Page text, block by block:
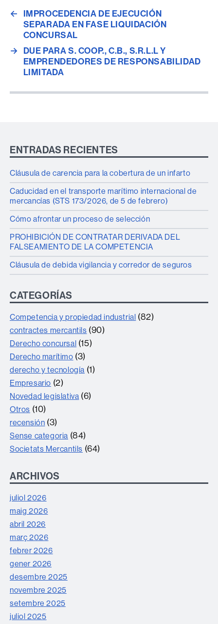
←
IMPROCEDENCIA DE EJECUCIÓN
SEPARADA EN FASE LIQUIDACIÓN
CONCURSAL
→ DUE PARA S. COOP., C.B., S.R.L.L Y
EMPRENDEDORES DE RESPONSABILIDAD
LIMITADA
ENTRADAS RECIENTES
Cláusula de carencia para la cobertura de un infarto
Caducidad en el transporte marítimo internacional de
mercancías (STS 173/2026, de 5 de febrero)
Cómo afrontar un proceso de selección
PROHIBICIÓN DE CONTRATAR DERIVADA DEL
FALSEAMIENTO DE LA COMPETENCIA
Cláusula de debida vigilancia y corredor de seguros
CATEGORÍAS
Competencia y propiedad industrial (82)
contractes mercantils (90)
Derecho concursal (15)
Derecho marítimo (3)
derecho y tecnología (1)
Empresario (2)
Novedad legislativa (6)
Otros (10)
recensión (3)
Sense categoria (84)
Societats Mercantils (64)
ARCHIVOS
juliol 2026
maig 2026
abril 2026
març 2026
febrer 2026
gener 2026
desembre 2025
novembre 2025
setembre 2025
juliol 2025